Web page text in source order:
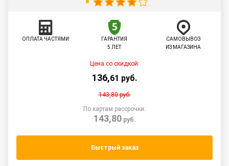
ОПЛАТА ЧАСТЯМИ
ГАРАНТИЯ
5 ЛЕТ
САМОВЫВОЗ
ИЗ МАГАЗИНА
Цена со скидкой:
136,61 руб.
143,80руб.
По картам рассрочки:
143,80руб.
Быстрый заказ